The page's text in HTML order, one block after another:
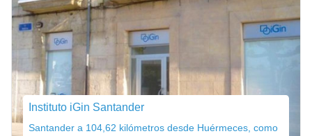
Instituto iGin Santander
Santander a 104,62 kilómetros desde Huérmeces, como